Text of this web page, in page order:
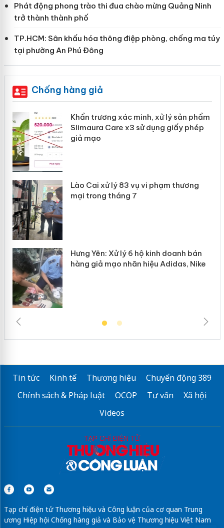
Phát động phong trào thi đua chào mừng Quảng Ninh
trở thành thành phố
TP.HCM: Sân khấu hóa thông điệp phòng, chống ma túy
tại phường An Phú Đông
Chống hàng giả
Khẩn trương xác minh, xử lý sản phẩm
Slimaura Care x3 sử dụng giấy phép
giả mạo
Lào Cai xử lý 83 vụ vi phạm thương
mại trong tháng 7
Hưng Yên: Xử lý 6 hộ kinh doanh bán
hàng giả mạo nhãn hiệu Adidas, Nike
Tin tức Kinh tế Thương hiệu
Chuyển động 389
Chính sách & Pháp luật
OCOP Tư vấn
Xã hội
Videos
Tạp chí điện tử Thương hiệu và Công luận của cơ quan Trung
ương Hiệp hội Chống hàng giả và Bảo vệ Thương hiệu Việt Nam